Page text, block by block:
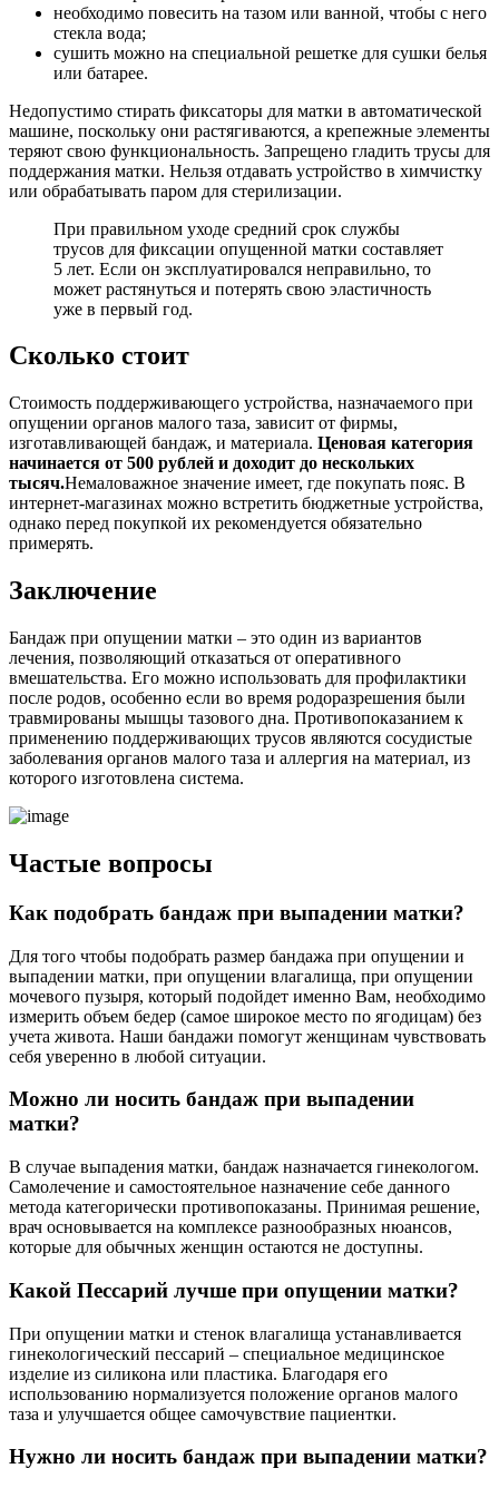
необходимо повесить на тазом или ванной, чтобы с него
стекла вода;
сушить можно на специальной решетке для сушки белья
или батарее.
Недопустимо стирать фиксаторы для матки в автоматической
машине, поскольку они растягиваются, а крепежные элементы
теряют свою функциональность. Запрещено гладить трусы для
поддержания матки. Нельзя отдавать устройство в химчистку
или обрабатывать паром для стерилизации.
При правильном уходе средний срок службы
трусов для фиксации опущенной матки составляет
5 лет. Если он эксплуатировался неправильно, то
может растянуться и потерять свою эластичность
уже в первый год.
Сколько стоит
Стоимость поддерживающего устройства, назначаемого при
опущении органов малого таза, зависит от фирмы,
изготавливающей бандаж, и материала. Ценовая категория
начинается от 500 рублей и доходит до нескольких
тысяч.Немаловажное значение имеет, где покупать пояс. В
интернет-магазинах можно встретить бюджетные устройства,
однако перед покупкой их рекомендуется обязательно
примерять.
Заключение
Бандаж при опущении матки – это один из вариантов
лечения, позволяющий отказаться от оперативного
вмешательства. Его можно использовать для профилактики
после родов, особенно если во время родоразрешения были
травмированы мышцы тазового дна. Противопоказанием к
применению поддерживающих трусов являются сосудистые
заболевания органов малого таза и аллергия на материал, из
которого изготовлена система.
Частые вопросы
Как подобрать бандаж при выпадении матки?
Для того чтобы подобрать размер бандажа при опущении и
выпадении матки, при опущении влагалища, при опущении
мочевого пузыря, который подойдет именно Вам, необходимо
измерить объем бедер (самое широкое место по ягодицам) без
учета живота. Наши бандажи помогут женщинам чувствовать
себя уверенно в любой ситуации.
Можно ли носить бандаж при выпадении
матки?
В случае выпадения матки, бандаж назначается гинекологом.
Самолечение и самостоятельное назначение себе данного
метода категорически противопоказаны. Принимая решение,
врач основывается на комплексе разнообразных нюансов,
которые для обычных женщин остаются не доступны.
Какой Пессарий лучше при опущении матки?
При опущении матки и стенок влагалища устанавливается
гинекологический пессарий – специальное медицинское
изделие из силикона или пластика. Благодаря его
использованию нормализуется положение органов малого
таза и улучшается общее самочувствие пациентки.
Нужно ли носить бандаж при выпадении матки?